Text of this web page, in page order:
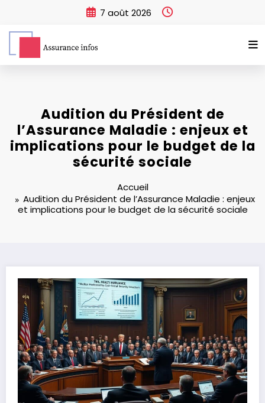
7 août 2026
Audition du Président de
l’Assurance Maladie : enjeux et
implications pour le budget de la
sécurité sociale
Accueil
Audition du Président de l’Assurance Maladie : enjeux
et implications pour le budget de la sécurité sociale